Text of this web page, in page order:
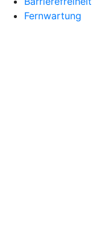
Fernwartung